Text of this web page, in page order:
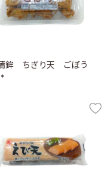
鉾 ちぎり天 ごぼう